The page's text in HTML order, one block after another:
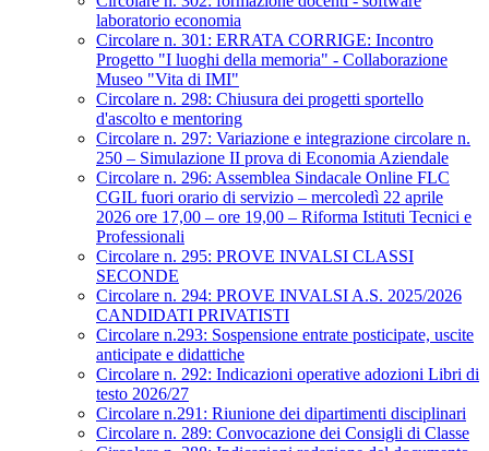
laboratorio economia
Circolare n. 301: ERRATA CORRIGE: Incontro
Progetto "I luoghi della memoria" - Collaborazione
Museo "Vita di IMI"
Circolare n. 298: Chiusura dei progetti sportello
d'ascolto e mentoring
Circolare n. 297: Variazione e integrazione circolare n.
250 – Simulazione II prova di Economia Aziendale
Circolare n. 296: Assemblea Sindacale Online FLC
CGIL fuori orario di servizio – mercoledì 22 aprile
2026 ore 17,00 – ore 19,00 – Riforma Istituti Tecnici e
Professionali
Circolare n. 295: PROVE INVALSI CLASSI
SECONDE
Circolare n. 294: PROVE INVALSI A.S. 2025/2026
CANDIDATI PRIVATISTI
Circolare n.293: Sospensione entrate posticipate, uscite
anticipate e didattiche
Circolare n. 292: Indicazioni operative adozioni Libri di
testo 2026/27
Circolare n.291: Riunione dei dipartimenti disciplinari
Circolare n. 289: Convocazione dei Consigli di Classe